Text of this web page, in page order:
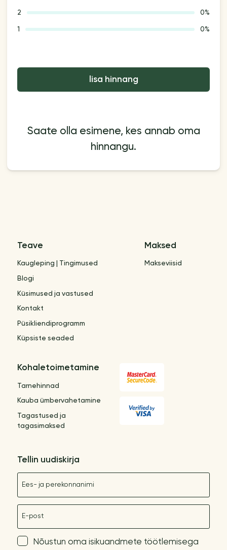
2 0%
1 0%
lisa hinnang
Saate olla esimene, kes annab oma
hinnangu.
Teave
Kaugleping | Tingimused
Blogi
Küsimused ja vastused
Kontakt
Püsikliendiprogramm
Küpsiste seaded
Maksed
Makseviisid
Kohaletoimetamine
Tarnehinnad
Kauba ümbervahetamine
Tagastused ja
tagasimaksed
Tellin uudiskirja
Nõustun oma isikuandmete töötlemisega